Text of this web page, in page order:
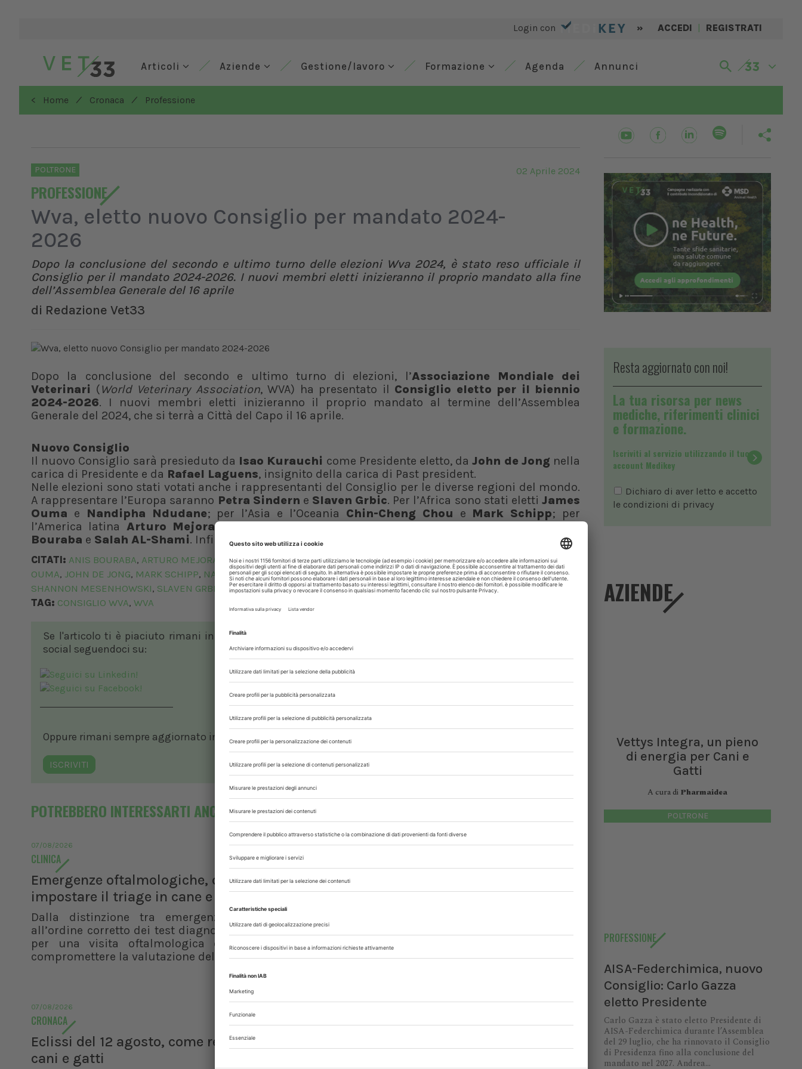
Login con » ACCEDI | REGISTRATI
Articoli Aziende Gestione/lavoro Formazione Agenda Annunci
< Home / Cronaca / Professione
POLTRONE
PROFESSIONE
02 Aprile 2024
Wva, eletto nuovo Consiglio per mandato 2024-
2026
Dopo la conclusione del secondo e ultimo turno delle elezioni Wva 2024, è stato reso ufficiale il
Consiglio per il mandato 2024-2026. I nuovi membri eletti inizieranno il proprio mandato alla fine
dell’Assemblea Generale del 16 aprile
di Redazione Vet33
Dopo la conclusione del secondo e ultimo turno di elezioni, l’Associazione Mondiale dei
Veterinari (World Veterinary Association, WVA) ha presentato il Consiglio eletto per il biennio
2024-2026. I nuovi membri eletti inizieranno il proprio mandato al termine dell’Assemblea
Generale del 2024, che si terrà a Città del Capo il 16 aprile.
Nuovo Consiglio
Il nuovo Consiglio sarà presieduto da Isao Kurauchi come Presidente eletto, daJohn de Jong nella
carica di Presidente e da Rafael Laguens, insignito della carica di Past president.
Nelle elezioni sono stati votati anche i rappresentanti del Consiglio per le diverse regioni del mondo.
A rappresentare l’Europa saranno Petra Sindern e Slaven Grbic. Per l’Africa sono stati elettiJames
Ouma e Nandipha Ndudane; per l’Asia e l’Oceania Chin-Cheng Chou e Mark Schipp; per
l’America latina Arturo Mejorada
Bouraba e Salah AL-Shami. Infine, per il Nord America .
CITATI: ANIS BOURABA, ARTURO MEJORADA,CHIN-CHENG CHOU,ENID STILES,HELIO BLUME,ISAO KURAUCHI,JAMES
OUMA, JOHN DE JONG, MARK SCHIPP, NANDIPHA NDUDANE,PETRA SINDERN,RAFAEL LAGUENS,SALAH AL-SHAMI,
SHANNON MESENHOWSKI, SLAVEN GRBIC
TAG: CONSIGLIO WVA, WVA
Se l'articolo ti è piaciuto rimani in contatto con noi sui nostri canali
social seguendoci su:
Oppure rimani sempre aggiornato in ambito veterinario, iscrivendoti alla nostra newsletter!
ISCRIVITI
POTREBBERO INTERESSARTI ANCHE
07/08/2026
CLINICA
Emergenze oftalmologiche, come
impostare il triage in cane e gatto
Dalla distinzione tra emergenza e urgenza
all’ordine corretto dei test diagnostici, i principi
per una visita oftalmologica efficace senza
compromettere la valutazione del paziente
07/08/2026
AISA-Federchimica, nuovo Consiglio:
Carlo Gazza eletto Presidente
Federchimica durante l’Assemblea del 29 luglio,
che ha rinnovato il Consiglio di Presidenza fino
alla conclusione del mandato nel 2027. Andrea...
07/08/2026
CRONACA
Eclissi del 12 agosto, come reagiscono
cani e gatti
Resta aggiornato con noi!
La tua risorsa per news
mediche, riferimenti clinici
e formazione.
Iscriviti al servizio utilizzando il tuo
account Medikey
Dichiaro di aver letto e accetto
le condizioni di privacy
AZIENDE
Vettys Integra, un pieno
di energia per Cani e
Gatti
A cura di Pharmaidea
POLTRONE
PROFESSIONE
AISA-Federchimica, nuovo
Consiglio: Carlo Gazza
eletto Presidente
Carlo Gazza è stato eletto Presidente di
AISA-Federchimica durante l’Assemblea
del 29 luglio, che ha rinnovato il Consiglio
di Presidenza fino alla conclusione del
mandato nel 2027. Andrea...